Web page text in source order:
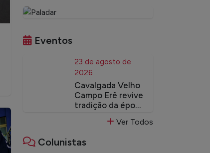
Eventos
23 de agosto de
2026
Cavalgada Velho
Campo Erê revive
tradição da época
desbravadores da
Ver Todos
Colunistas